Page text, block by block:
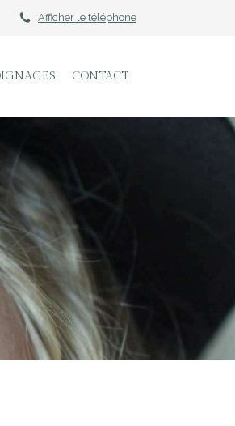
Afficher le téléphone
CONTACT